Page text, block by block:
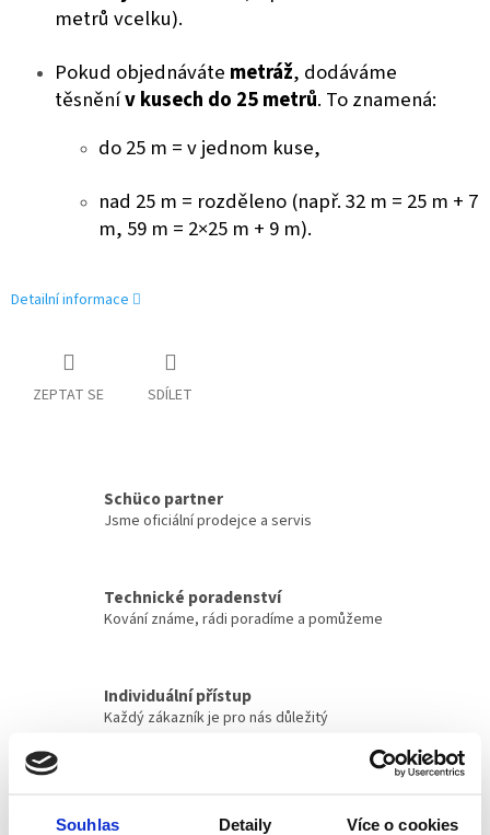
Souhlas Detaily Více o cookies
metrů vcelku).
Pokud objednáváte metráž, dodáváme
těsněnív kusech do 25 metrů. To znamená:
do 25 m = v jednom kuse,
nad 25 m = rozděleno (např. 32 m = 25 m + 7
m, 59 m = 2×25 m + 9 m).
Detailní informace
ZEPTAT SE SDÍLET
Schüco partner
Jsme oficiální prodejce a servis
Technické poradenství
Kování známe, rádi poradíme a pomůžeme
Individuální přístup
Každý zákazník je pro nás důležitý
Pomůžeme s montáží nebo opravou